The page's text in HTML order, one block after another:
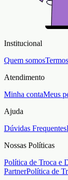
Institucional
Quem somos
Atendimento
Minha contaMeus
Ajuda
Dúvidas Frequentes
Nossas Políticas
Política de Troca e
PartnerPolítica de